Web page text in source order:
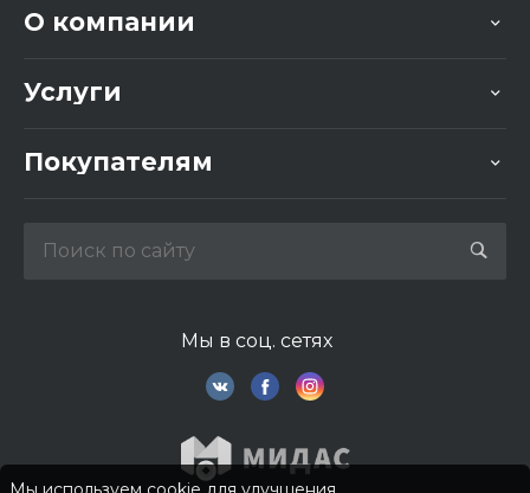
О компании
Услуги
Покупателям
Мы в соц. сетях